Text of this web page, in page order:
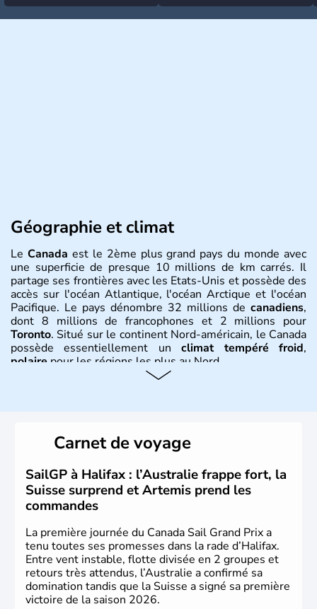
Géographie et climat
Le Canada est le 2ème plus grand pays du monde avec
une superficie de presque 10 millions de km carrés. Il
partage ses frontières avec les Etats-Unis et possède des
accès sur l'océan Atlantique, l'océan Arctique et l'océan
Pacifique. Le pays dénombre 32 millions de canadiens,
dont 8 millions de francophones et 2 millions pour
Toronto. Situé sur le continent Nord-américain, le Canada
possède essentiellement unclimat tempéré froid,
polaire pour les régions les plus au Nord.
territoire de la ville de Québec, le Canada passe ensuite
sous le contrôle des Britanniques. L'indépendance du
pays a été obtenue au cours d'un long processus qui s'est
étalé de 1867 à 1982. Le peuple autochtone des Inuits,
aujourd'hui appelé Eskimos, n'est découvert qu'au début
du XXème siècle lors d'une expédition dans le Grand
Nord.
Carnet de voyage
SailGP à Halifax : l’Australie frappe fort, la
Suisse surprend et Artemis prend les
commandes
La première journée du Canada Sail Grand Prix a
tenu toutes ses promesses dans la rade d’Halifax.
Entre vent instable, flotte divisée en 2 groupes et
retours très attendus, l’Australie a confirmé sa
domination tandis que la Suisse a signé sa première
victoire de la saison 2026.